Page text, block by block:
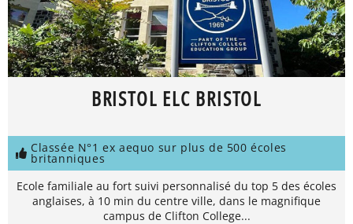
BRISTOL ELC BRISTOL
Classée N°1 ex aequo sur plus de 500 écoles
britanniques
Ecole familiale au fort suivi personnalisé du top 5 des écoles
anglaises, à 10 min du centre ville, dans le magnifique
campus de Clifton College...